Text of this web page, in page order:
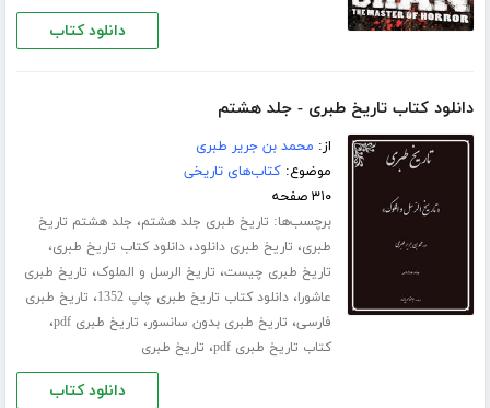
دانلود کتاب
دانلود کتاب تاریخ طبری - جلد هشتم
از: محمد بن جریر طبری
موضوع:کتاب‌های تاریخی
۳۱۰ صفحه
برچسب‌ها: تاریخ طبری جلد هشتم، جلد هشتم تاریخ
طبری، تاریخ طبری دانلود،دانلود کتاب تاریخ طبری،
تاریخ طبری چیست، تاریخ الرسل و الملوک، تاریخ طبری
عاشورا،دانلود کتاب تاریخ طبری چاپ 1352 ، تاریخ طبری
فارسی، تاریخ طبری بدون سانسور، تاریخ طبری pdf ،
کتاب تاریخ طبری pdf ، تاریخ طبری
دانلود کتاب